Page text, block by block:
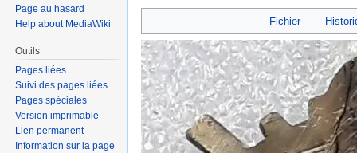
à
la
navigation
à
la
recherche
Fichier
Page au hasard
Help about MediaWiki
Outils
Pages liées
Suivi des pages liées
Pages spéciales
Version imprimable
Lien permanent
Information sur la page